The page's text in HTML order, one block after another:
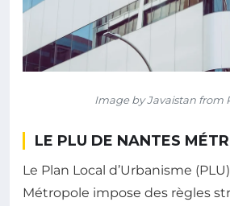
Image by Javaistan from
LE PLU DE NANTES
Le Plan Local d’Urbanisme
Métropole impose des règles